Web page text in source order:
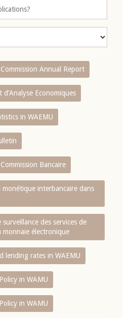
Annual Report
d’Analyse Economiques
in WAEMU
Bancaire
interbancaire dans
des services de
monnaie électronique
lending rates in WAEMU
in WAMU
in WAMU